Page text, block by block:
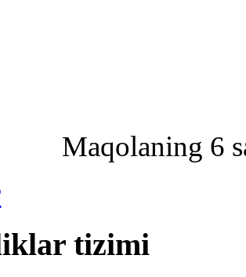
Maqolaning 6
tizimi